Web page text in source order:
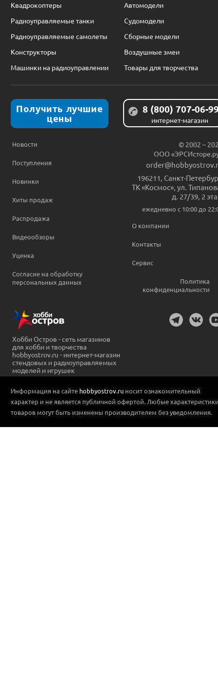
Квадрокоптеры
Автомодели
Радиоуправляемые танки
Судомодели
Радиоуправляемые самолеты
Сборные модели
Конструкторы
Воздушные змеи
Машинки на радиоуправлении
Товары для творчества
Получить лучшие
цены
8 (800) 707-06-
интернет-магазин
Новости
Поступления
Новинки
Хиты продаж
Распродажа
Видеообзоры
Уценка
Согласие на обработку
персональных данных
© 2002 –
ООО
196211, Санкт-
ТК «Космос», ул.
д. 27/39, 2
ежедневно c 10:00 до
О компании
Контакты
Сервис
Политика
конфиденциальности
Хобби Остров - сеть магазинов
для хобби и творчества
hobbyostrov.ru - интернет-магазин
стендовых и радиоуправляемых
моделей и игрушек
Информация на сайте hobbyostrov.ru носит ознакомительный
характер и не является публичной офертой. Любые
товаров могут быть изменены производителем без уведомления.